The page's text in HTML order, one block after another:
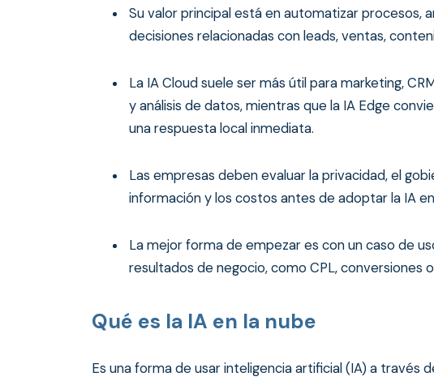
Su valor principal está en automatizar procesos,
decisiones relacionadas con leads, ventas,
La IA Cloud suele ser más útil para marketing,
y análisis de datos, mientras que la IA Edge
una respuesta local inmediata.
Las empresas deben evaluar la privacidad, el
información y los costos antes de adoptar la IA
La mejor forma de empezar es con un caso de
resultados de negocio, como CPL, conversiones
Qué es la IA en la nube
Es una forma de usar inteligencia artificial (IA) a